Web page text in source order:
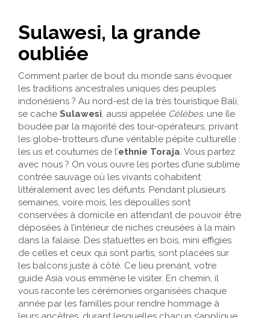
Sulawesi, la grande
oubliée
Comment parler de bout du monde sans évoquer
les traditions ancestrales uniques des peuples
indonésiens ? Au nord-est de la très touristique Bali,
se cache Sulawesi, aussi appelée Célèbes, une île
boudée par la majorité des tour-opérateurs, privant
les globe-trotteurs d’une véritable pépite culturelle :
les us et coutumes de l’ethnie Toraja. Vous partez
avec nous ? On vous ouvre les portes d’une sublime
contrée sauvage où les vivants cohabitent
littéralement avec les défunts. Pendant plusieurs
semaines, voire mois, les dépouilles sont
conservées à domicile en attendant de pouvoir être
déposées à l’intérieur de niches creusées à la main
dans la falaise. Des statuettes en bois, mini effigies
de celles et ceux qui sont partis, sont placées sur
les balcons juste à côté. Ce lieu prenant, votre
guide Asia vous emmène le visiter. En chemin, il
vous raconte les cérémonies organisées chaque
année par les familles pour rendre hommage à